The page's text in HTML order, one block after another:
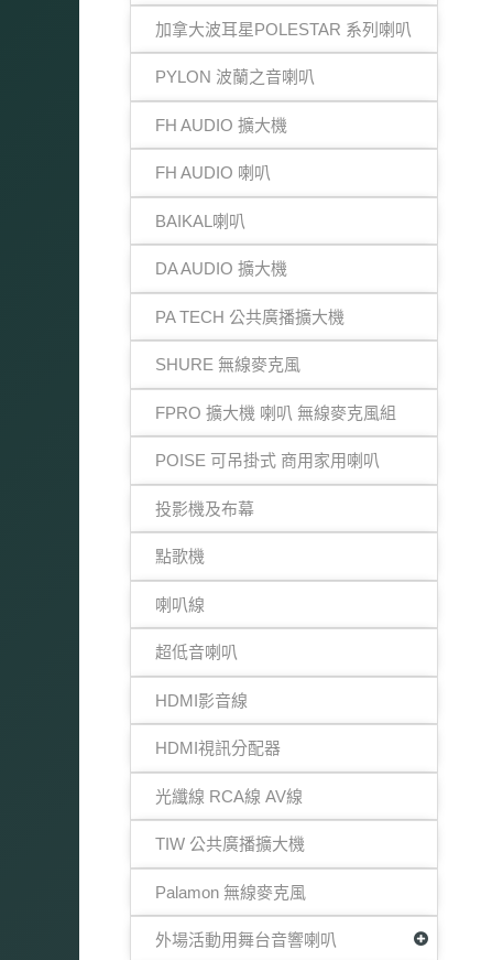
加拿大波耳星POLESTAR 系列喇叭
PYLON 波蘭之音喇叭
FH AUDIO 擴大機
FH AUDIO 喇叭
BAIKAL喇叭
DA AUDIO 擴大機
PA TECH 公共廣播擴大機
SHURE 無線麥克風
FPRO 擴大機 喇叭 無線麥克風組
POISE 可吊掛式 商用家用喇叭
投影機及布幕
點歌機
喇叭線
超低音喇叭
HDMI影音線
HDMI視訊分配器
光纖線 RCA線 AV線
TIW 公共廣播擴大機
Palamon 無線麥克風
外場活動用舞台音響喇叭